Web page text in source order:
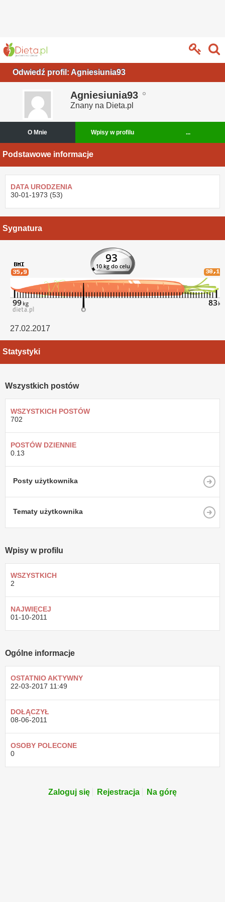
Odwiedź profil: Agniesiunia93
Agniesiunia93
Znany na Dieta.pl
O Mnie Wpisy w profilu ...
Podstawowe informacje
DATA URODZENIA
30-01-1973 (53)
Sygnatura
27.02.2017
Statystyki
Wszystkich postów
WSZYSTKICH POSTÓW
702
POSTÓW DZIENNIE
0.13
Posty użytkownika
Tematy użytkownika
Wpisy w profilu
WSZYSTKICH
2
NAJWIĘCEJ
01-10-2011
Ogólne informacje
OSTATNIO AKTYWNY
22-03-2017 11:49
DOŁĄCZYŁ
08-06-2011
OSOBY POLECONE
0
Zaloguj się Rejestracja Na górę